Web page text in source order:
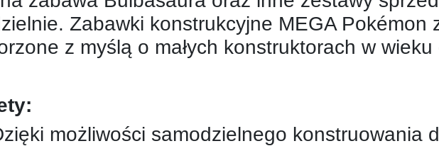
Zabawki konstrukcyjne MEGA Pokémon
z myślą o małych konstruktorach w wieku
możliwości samodzielnego konstruowania